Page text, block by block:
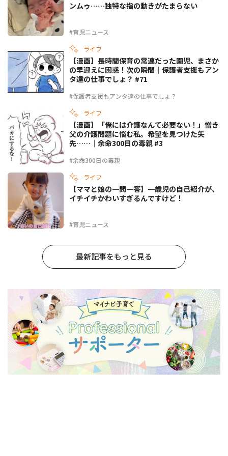
#育児ニュース
ンムゥ……独特な指の動きがたまらない
ライフ
#保護者支援もアンタ達の仕事でしょ？
【漫画】長時間保育の常連だった園児、まさか
の早迎えに困惑！次の瞬間――｜保護者支援もアン
タ達の仕事でしょ？ #71
ライフ
#余命300日の毒親
【漫画】「俺には介護なんて必要ない！」憎き
父の介護問題に悩む私。希望を見つけた矢
先……｜余命300日の毒親 #3
ライフ
#育児ニュース
【ママと娘の一問一答】一歳児の自己紹介が、
イチイチかわいすぎるんですけど！
最新記事をもっと見る